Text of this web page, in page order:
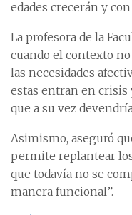
edades crecerán y
La profesora de la
cuando el contexto
las necesidades
estas entran en crisis
que a su vez
Asimismo, aseguró
permite replantear
que todavía no se
manera funcional”.